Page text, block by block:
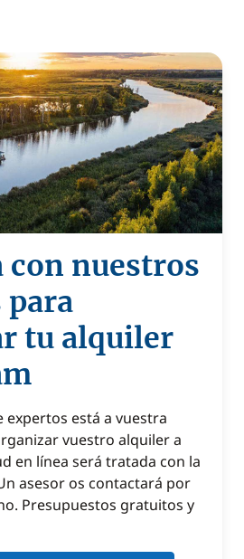
con nuestros
para
tu alquiler
está a vuestra
vuestro alquiler a
en línea será tratada con la
asesor os contactará por
Presupuestos gratuitos y